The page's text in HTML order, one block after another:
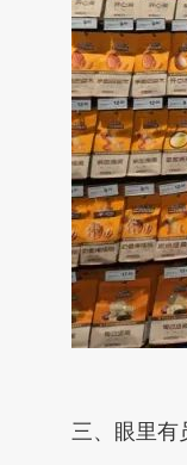
三、眼里有